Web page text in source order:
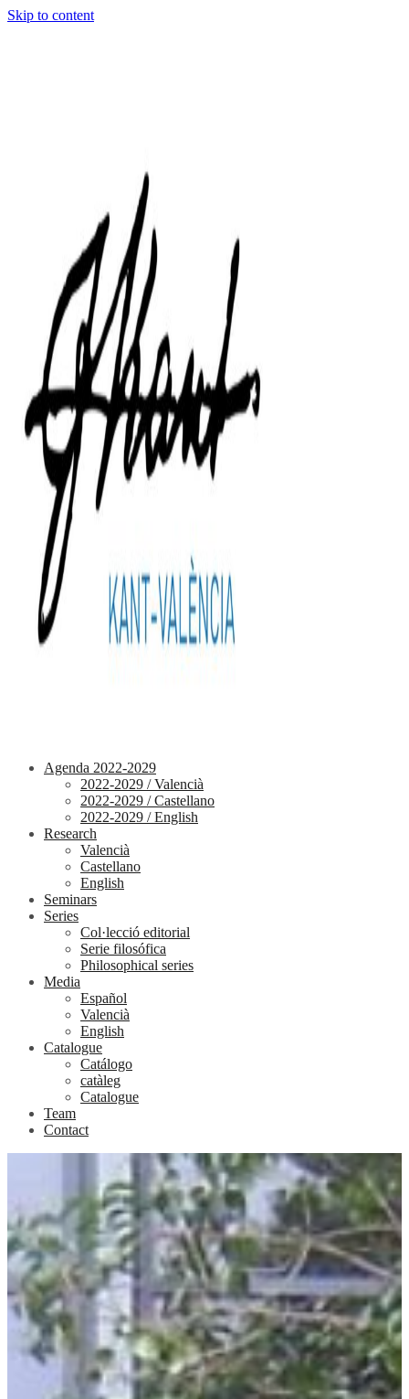
Skip to content
Agenda 2022-2029
2022-2029 / Valencià
2022-2029 / Castellano
2022-2029 / English
Research
Valencià
Castellano
English
Seminars
Series
Col·lecció editorial
Serie filosófica
Philosophical series
Media
Español
Valencià
English
Catalogue
Catálogo
catàleg
Catalogue
Team
Contact